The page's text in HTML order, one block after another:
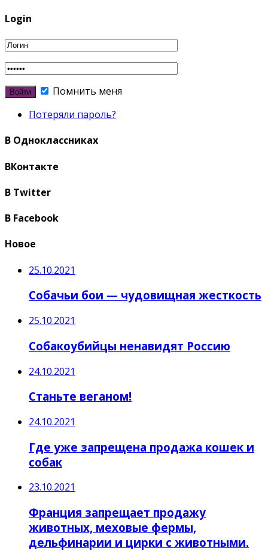
Login
Помнить меня
Потеряли пароль?
В Одноклассниках
ВКонтакте
В Twitter
В Facebook
Новое
25.10.2021
Собачьи бои — чудовищная жесткость
25.10.2021
Собакоубийцы ненавидят Россию
24.10.2021
Станьте веганом!
24.10.2021
Где уже запрещена продажа кошек и
собак
23.10.2021
Франция запрещает продажу
животных, меховые фермы,
дельфинарии и цирки с животными.